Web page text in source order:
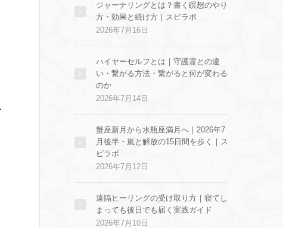
ジャーナリングとは？書く瞑想のやり
方・効果と続け方｜スピラボ
2026年7月16日
ハイヤーセルフとは｜守護霊との違
い・繋がる方法・繋がると何が変わる
のか
2026年7月14日
蟹座新月から水瓶座満月へ｜2026年7
月後半・嵐と解放の15日間を歩く｜ス
ピラボ
2026年7月12日
遠隔ヒーリングの受け取り方｜寝てし
まっても後日でも届く実践ガイド
2026年7月10日